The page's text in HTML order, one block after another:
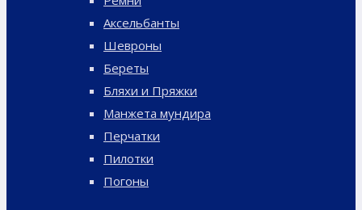
Аксельбанты
Шевроны
Береты
Бляхи и Пряжки
Манжета мундира
Перчатки
Пилотки
Погоны